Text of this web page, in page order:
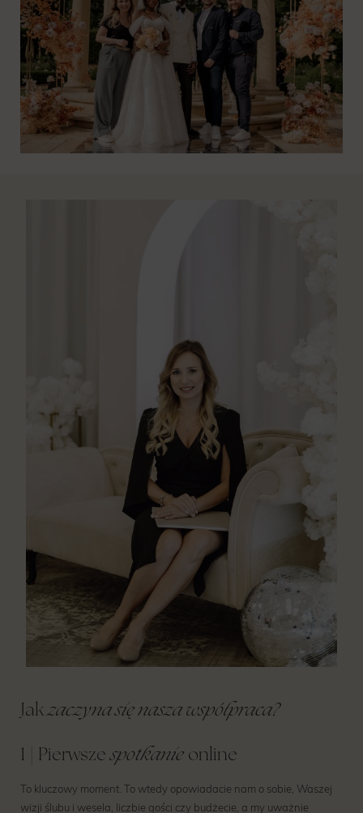
Jakzaczyna się nasza współpraca?
1 | Pierwszespotkanie online
To kluczowy moment. To wtedy opowiadacie nam o sobie, Waszej
wizji ślubu i wesela, liczbie gości czy budżecie, a my uważnie